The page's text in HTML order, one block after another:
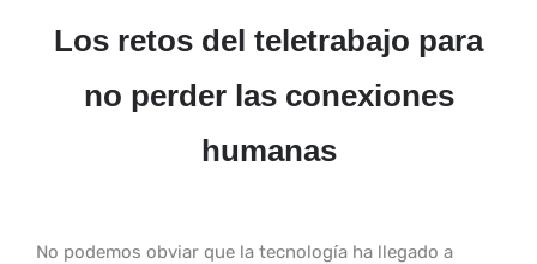
Los retos del teletrabajo para
no perder las conexiones
humanas
No podemos obviar que la tecnología ha llegado a